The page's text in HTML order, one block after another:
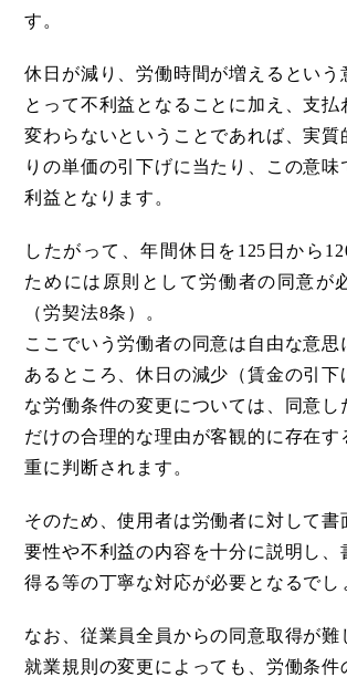
す。
休日が減り、労働時間が増えるという
とって不利益となることに加え、支払
変わらないということであれば、実質
りの単価の引下げに当たり、この意味
利益となります。
したがって、年間休日を125日から
ためには原則として労働者の同意が
（労契法8条）。
ここでいう労働者の同意は自由な意思
あるところ、休日の減少（賃金の引下
な労働条件の変更については、同意し
だけの合理的な理由が客観的に存在す
重に判断されます。
そのため、使用者は労働者に対して書
要性や不利益の内容を十分に説明し、
得る等の丁寧な対応が必要となるでし
なお、従業員全員からの同意取得が難
就業規則の変更によっても、労働条件